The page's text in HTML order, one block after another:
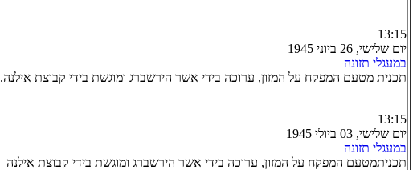
13:15
יום שלישי, 26 ביוני 1945
במעגלי תזונה
תכנית מטעם המפקח על המזון, ערוכה בידי אשר הירשברג ומוגשת בידי קבוצת אילנה.
13:15
יום שלישי, 03 ביולי 1945
במעגלי תזונה
תכניתמטעם המפקח על המזון, ערוכה בידי אשר הירשברג ומוגשת בידי קבוצת אילנה